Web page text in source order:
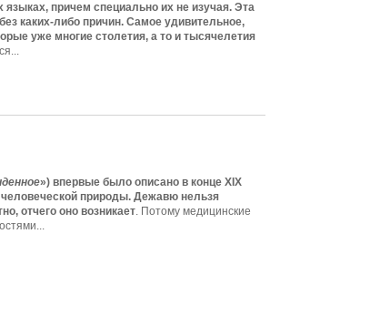
причем специально их не изучая. Эта
каких-либо причин. Самое удивительное,
уже многие столетия, а то и тысячелетия
») впервые было описано в конце XIX
человеческой природы. Дежавю нельзя
отчего оно возникает. Потому медицинские